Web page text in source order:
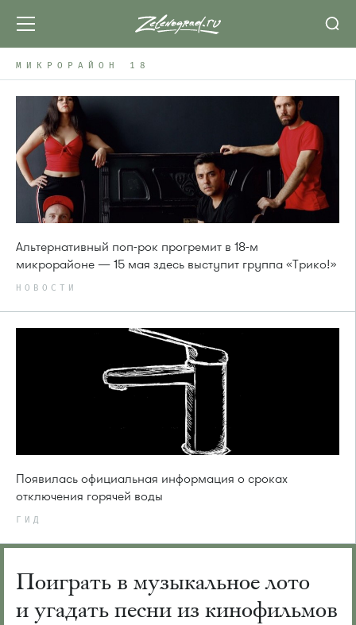
МИКРОРАЙОН 18
Альтернативный поп-рок прогремит в 18-м
микрорайоне — 15 мая здесь выступит группа «Трико!»
НОВОСТИ
Появилась официальная информация о сроках
отключения горячей воды
ГИД
Поиграть в музыкальное лото
и угадать песни из кинофильмов